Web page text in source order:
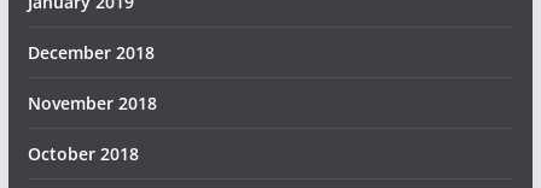
December 2018
November 2018
October 2018